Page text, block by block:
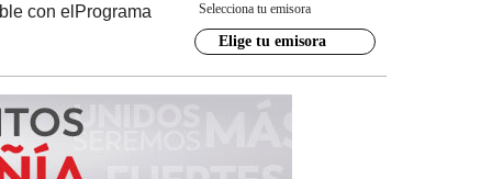
con el Programa Selecciona tu emisora
Elige tu emisora